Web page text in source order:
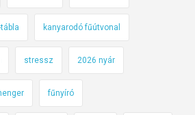
kanyarodó fűútvonal
stressz 2026 nyár
fűnyíró